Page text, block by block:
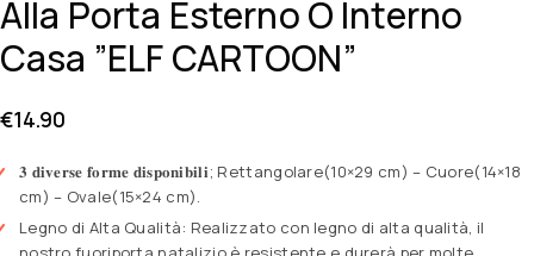
Alla Porta Esterno O Interno
Casa ”ELF CARTOON”
€14.90
𝟑 𝐝𝐢𝐯𝐞𝐫𝐬𝐞 𝐟𝐨𝐫𝐦𝐞 𝐝𝐢𝐬𝐩𝐨𝐧𝐢𝐛𝐢𝐥𝐢; Rettangolare(10×29 cm) – Cuore(14×18
cm) – Ovale(15×24 cm).
Legno di Alta Qualità: Realizzato con legno di alta qualità, il